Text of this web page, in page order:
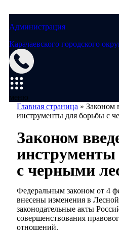
Администрация
Карачаевского городского
меню
Главная страница » Законом
инструменты для борьбы с
Законом
с черными
Федеральным законом от 4
внесены изменения в
законодательные акты
совершенствования
отношений.
Мэрия